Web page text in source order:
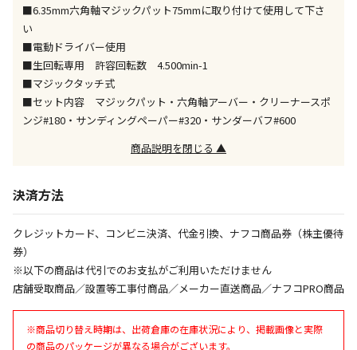
す
委託業者によりお届けする商品です
※ほか商品との同時購入はできません。お手数です
が、ご購入手続きを分けてお買い求めください
※支払い方法の代金引換は選択できません。
※電話注文はできません。
午前9時までのご注文確定した商品については、当日に
出荷いたします。
ただし、メーカーの営業日に基づき出荷手続きを行う
また、日曜・祝日や年末年始などの長期休業期間中
は、休業明けからの出荷対応となります。
設置工事代金も含まれた商品です
■6.35mm六角軸マジックパット75mmに取り付けて使用して下さ
い
■電動ドライバー使用
■生回転専用 許容回転数 4.500min-1
■マジックタッチ式
■セット内容 マジックパット・六角軸アーバー・クリーナースポ
ンジ#180・サンディングペーパー#320・サンダーバフ#600
商品説明を閉じる ▲
決済方法
クレジットカード、コンビニ決済、代金引換、ナフコ商品券（株主優待
券）
※以下の商品は代引でのお支払がご利用いただけません
店舗受取商品／設置等工事付商品／メーカー直送商品／ナフコPRO商品
※商品切り替え時期は、出荷倉庫の在庫状況により、掲載画像と実際
の商品のパッケージが異なる場合がございます。